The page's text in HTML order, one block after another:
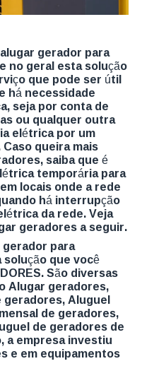
gerador para
no geral esta solução
que pode ser útil
há necessidade
seja por conta de
ou qualquer outra
elétrica por um
queira mais
saiba que é
temporária para
locais onde a rede
há interrupção
da rede. Veja
geradores a seguir.
para
que você
São diversas
Alugar geradores,
Aluguel
de geradores,
de geradores de
a empresa investiu
e em equipamentos